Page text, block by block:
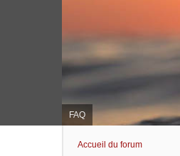
FAQ
Accueil du forum